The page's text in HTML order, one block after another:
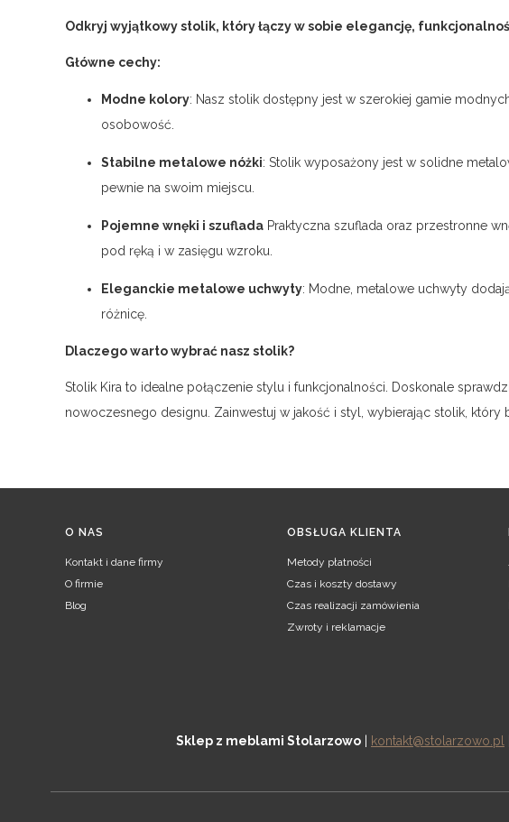
Odkryj wyjątkowy stolik, który łączy w sobie elegancję,
Główne cechy:
Modne kolory: Nasz stolik dostępny jest w szerokiej gamie
osobowość.
Stabilne metalowe nóżki: Stolik wyposażony jest w solidne
pewnie na swoim miejscu.
Pojemne wnęki i szuflada Praktyczna szuflada oraz przestronne
pod ręką i w zasięgu wzroku.
Eleganckie metalowe uchwyty: Modne, metalowe uchwyty
różnicę.
Dlaczego warto wybrać nasz stolik?
Stolik Kira to idealne połączenie stylu i funkcjonalności. Doskonale
nowoczesnego designu. Zainwestuj w jakość i styl, wybierając stolik, który
Linki w stopce
O NAS
Kontakt i dane firmy
O firmie
Blog
OBSŁUGA KLIENTA
Metody płatności
Czas i koszty dostawy
Czas realizacji zamówienia
Zwroty i reklamacje
Sklep z meblami Stolarzowo kontakt@stolarzowo.pl